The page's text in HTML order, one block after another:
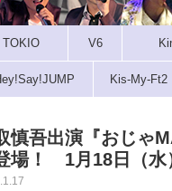
TOKIO V6
Kis-My-Ft2
慎吾出演『おじゃ
場！ 1月18日（水